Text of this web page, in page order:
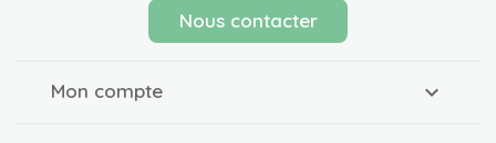
Nous contacter
Mon compte